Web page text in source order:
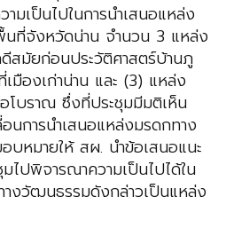
มเป็นไปในการนำเสนอแหล่ง
ที่จังหวัดน่าน จำนวน 3 แหล่ง
สมัยก่อนประวัติศาสตร์บ้านภู
องเก่าน่าน และ (3) แหล่ง
โบราณ ซึ่งที่ประชุมมีมติเห็น
การนำเสนอแหล่งมรดกทาง
หมายให้ สผ. นำข้อเสนอแนะ
ไปพิจารณาความเป็นไปได้ใน
างวัฒนธรรมดังกล่าวเป็นแหล่ง